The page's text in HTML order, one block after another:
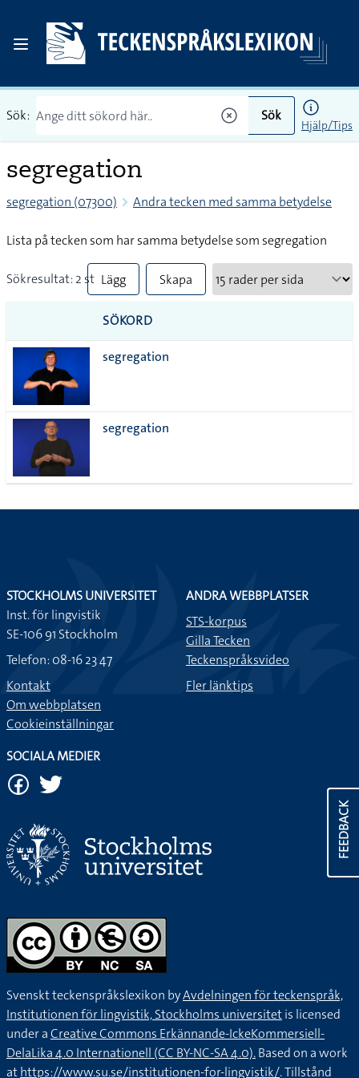
Sök: Sök
Hjälp/Tips
segregation
segregation (07300) Andra tecken med samma betydelse
Lista på tecken som har samma betydelse som segregation
Sökresultat: 2 st Lägg
till
alla i
Skapa
SÖKORD
segregation
segregation
FEEDBACK
STOCKHOLMS UNIVERSITET
Inst. för lingvistik
SE-106 91 Stockholm
Telefon: 08-16 23 47
Kontakt
Om webbplatsen
Cookieinställningar
ANDRA WEBBPLATSER
STS-korpus
Gilla Tecken
Teckenspråksvideo
Fler länktips
SOCIALA MEDIER
Svenskt teckenspråkslexikon byAvdelningen för teckenspråk,
Institutionen för lingvistik, Stockholms universitetis licensed
under aCreative Commons Erkännande-IckeKommersiell-
DelaLika 4.0 Internationell (CC BY-NC-SA 4.0).Based on a work
athttps://www.su.se/institutionen-for-lingvistik/. Tillstånd